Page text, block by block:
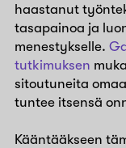
haastanut
tasapainoa ja
menestykselle.
tutkimuksen
sitoutuneita
tuntee itsensä
Kääntääkseen